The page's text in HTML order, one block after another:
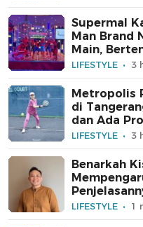
Supermal
Man Brand
Main,
LIFESTYLE 3
Metropolis
di
dan Ada
LIFESTYLE 3
Benarkah
LIFESTYLE 1